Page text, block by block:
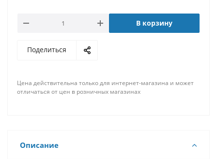
В корзину
Поделиться
Цена действительна только для интернет-магазина и может
отличаться от цен в розничных магазинах
Описание